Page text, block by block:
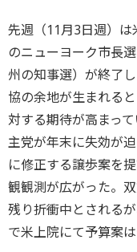
先週（11月3日週）
のニューヨーク市長
州の知事選）が終了
協の余地が生まれる
対する期待が高まっ
主党が年末に失効が
に修正する譲歩案を
観観測が広がった。
残り折衝中とされる
で米上院にて予算案